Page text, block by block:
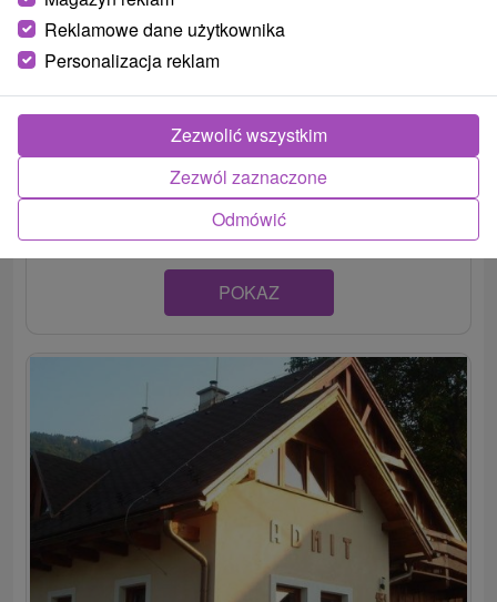
Penzión Nicol Terchová
Penzión v obci Terchová, ktorá je vstupnou bránou do
Národného parku Malá Fatra, len pár...
POKAZ
Reklamowe dane użytkownika
Personalizacja reklam
Odmówić
Zezwól zaznaczone
Zezwolić wszystkim